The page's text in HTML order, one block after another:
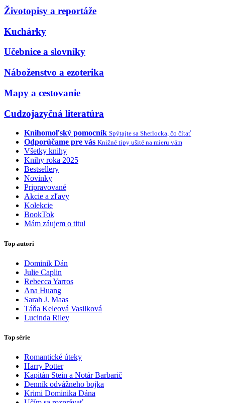
Životopisy a reportáže
Kuchárky
Učebnice a slovníky
Náboženstvo a ezoterika
Mapy a cestovanie
Cudzojazyčná literatúra
Knihomoľský pomocník Spýtajte sa Sherlocka, čo čítať
Odporúčame pre vás Knižné tipy ušité na mieru vám
Všetky knihy
Knihy roka 2025
Bestsellery
Novinky
Pripravované
Akcie a zľavy
Kolekcie
BookTok
Mám záujem o titul
Top autori
Dominik Dán
Julie Caplin
Rebecca Yarros
Ana Huang
Sarah J. Maas
Táňa Keleová Vasilková
Lucinda Riley
Top série
Romantické úteky
Harry Potter
Kapitán Stein a Notár Barbarič
Denník odvážneho bojka
Krimi Dominika Dána